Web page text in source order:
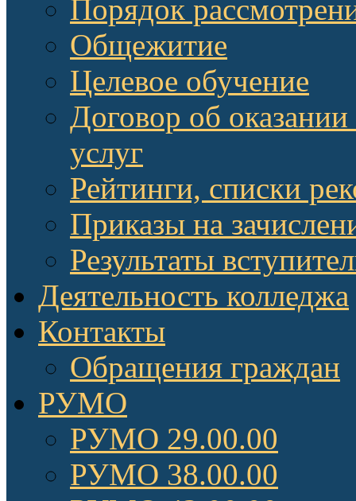
Порядок
Общежитие
Целевое обучение
Договор об
услуг
Рейтинги, списки
Приказы на
Результаты
Деятельность колледжа
Контакты
Обращения граждан
РУМО
РУМО 29.00.00
РУМО 38.00.00